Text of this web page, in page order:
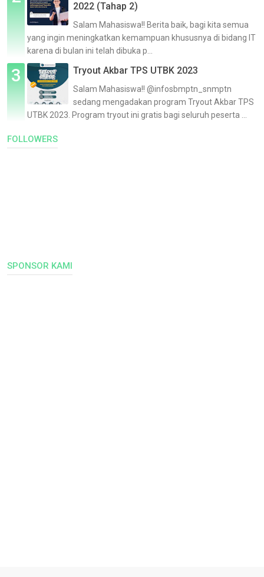
2022 (Tahap 2)
Salam Mahasiswa!! Berita baik, bagi kita semua
yang ingin meningkatkan kemampuan khususnya di bidang IT
karena di bulan ini telah dibuka p...
Tryout Akbar TPS UTBK 2023
Salam Mahasiswa!! @infosbmptn_snmptn
sedang mengadakan program Tryout Akbar TPS
UTBK 2023. Program tryout ini gratis bagi seluruh peserta ...
FOLLOWERS
SPONSOR KAMI